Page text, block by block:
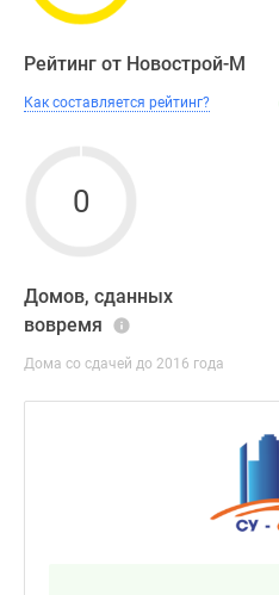
Рейтинг от Новострой-М
Как составляется рейтинг?
0
Домов, сданных
вовремя
Дома со сдачей до 2016 года